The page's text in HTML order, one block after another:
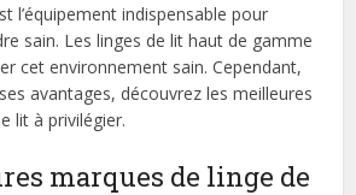
l’équipement indispensable pour
sain. Les linges de lit haut de gamme
cet environnement sain. Cependant,
avantages, découvrez les meilleures
lit à privilégier.
marques de linge de